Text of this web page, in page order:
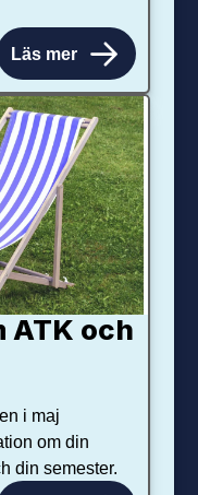
Läs mer
ATK och
i maj
om din
din semester.